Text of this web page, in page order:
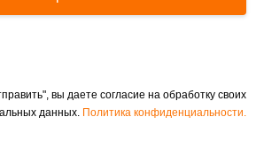
вы даете согласие на обработку своих
данных. Политика конфиденциальности.